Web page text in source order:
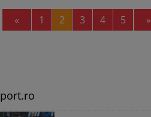
« Previous
1 2 3 4 5 »